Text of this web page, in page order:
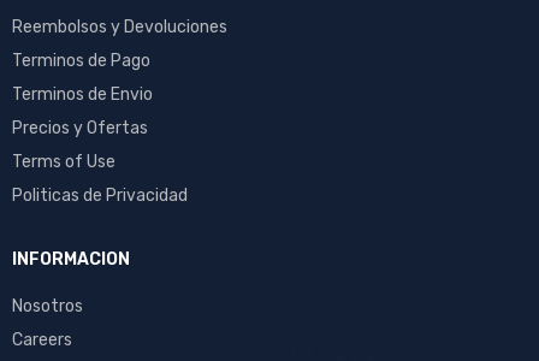
Reembolsos y Devoluciones
Terminos de Pago
Terminos de Envio
Precios y Ofertas
Terms of Use
Politicas de Privacidad
INFORMACION
Nosotros
Careers